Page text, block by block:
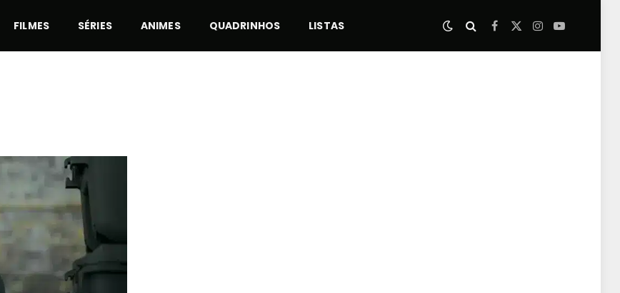
FILMES SÉRIES ANIMES QUADRINHOS LISTAS Facebook
X
Instagram
YouTube